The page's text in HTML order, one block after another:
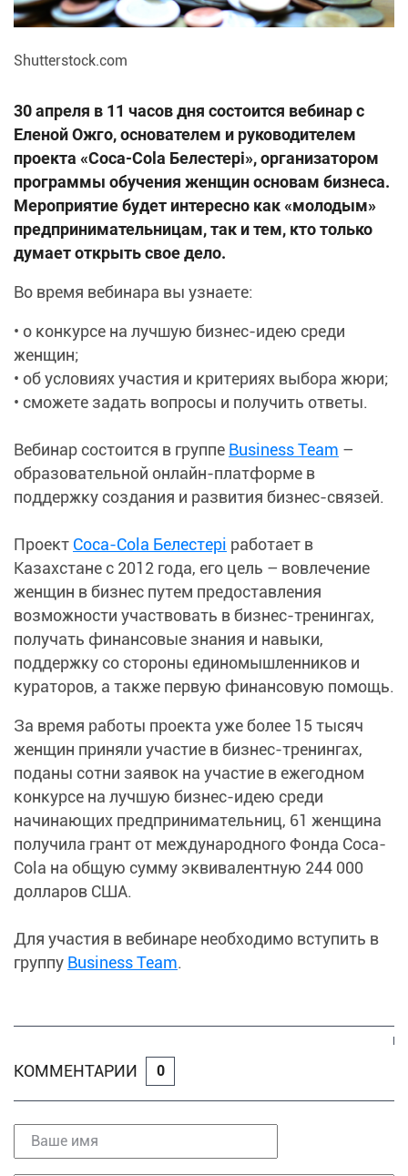
Shutterstock.com
30 апреля в 11 часов дня состоится вебинар с
Еленой Ожго, основателем и руководителем
проекта «Coca-Cola Белестері», организатором
программы обучения женщин основам бизнеса.
Мероприятие будет интересно как «молодым»
предпринимательницам, так и тем, кто только
думает открыть свое дело.
Во время вебинара вы узнаете:
• о конкурсе на лучшую бизнес-идею среди
женщин;
• об условиях участия и критериях выбора жюри;
• сможете задать вопросы и получить ответы.
Вебинар состоится в группе Business Team –
образовательной онлайн-платформе в
поддержку создания и развития бизнес-связей.
Проект Coca-Cola Белестері работает в
Казахстане с 2012 года, его цель – вовлечение
женщин в бизнес путем предоставления
возможности участвовать в бизнес-тренингах,
получать финансовые знания и навыки,
поддержку со стороны единомышленников и
кураторов, а также первую финансовую помощь.
За время работы проекта уже более 15 тысяч
женщин приняли участие в бизнес-тренингах,
поданы сотни заявок на участие в ежегодном
конкурсе на лучшую бизнес-идею среди
начинающих предпринимательниц, 61 женщина
получила грант от международного Фонда Coca-
Cola на общую сумму эквивалентную 244 000
долларов США.
Для участия в вебинаре необходимо вступить в
группу Business Team.
КОММЕНТАРИИ 0